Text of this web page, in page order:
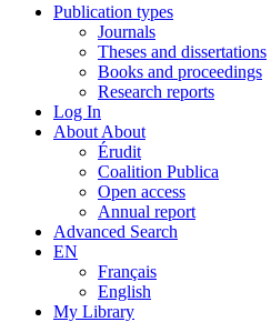
Publication types
Journals
Theses and dissertations
Books and proceedings
Research reports
Log In
About About
Érudit
Coalition Publica
Open access
Annual report
Advanced Search
EN
Français
English
My Library